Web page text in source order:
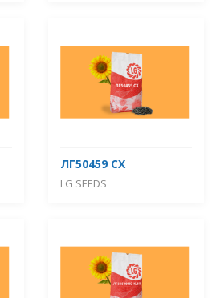
ЛГ50459 СХ
LG SEEDS